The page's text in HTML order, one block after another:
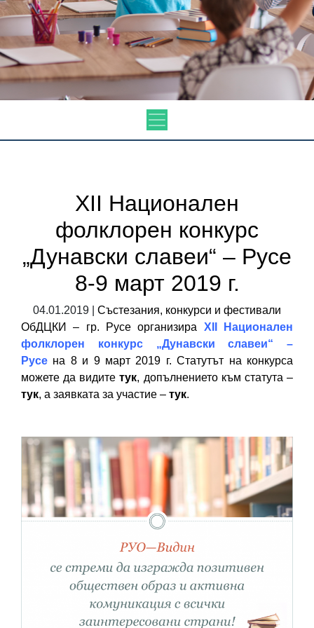
ХІІ Национален
фолклорен конкурс
„Дунавски славеи“ – Русе
8-9 март 2019 г.
04.01.2019 | Състезания, конкурси и фестивали
ОбДЦКИ – гр. Русе организира ХІІ Национален
фолклорен конкурс „Дунавски славеи“ –
Русе на 8 и 9 март 2019 г. Статутът на конкурса
можете да видитетук, допълнението към статута –
тук, а заявката за участие – тук.